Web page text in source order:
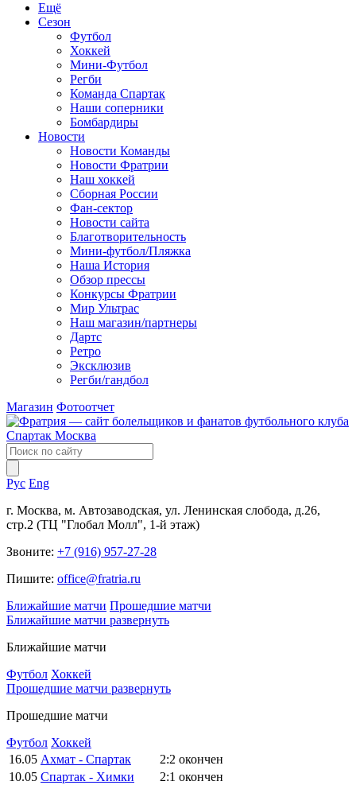
Ещё
Сезон
Футбол
Хоккей
Мини-Футбол
Регби
Команда Спартак
Наши соперники
Бомбардиры
Новости
Новости Команды
Новости Фратрии
Наш хоккей
Сборная России
Фан-cектор
Новости сайта
Благотворительность
Мини-футбол/Пляжка
Наша История
Обзор прессы
Конкурсы Фратрии
Мир Ультрас
Наш магазин/партнеры
Дартс
Ретро
Эксклюзив
Регби/гандбол
Магазин Фотоотчет
Рус Eng
г. Москва, м. Автозаводская, ул. Ленинская слобода, д.26,
стр.2 (ТЦ "Глобал Молл", 1-й этаж)
Звоните: +7 (916) 957-27-28
Пишите: office@fratria.ru
Ближайшие матчи Прошедшие матчи
Ближайшие матчи развернуть
Ближайшие матчи
Футбол Хоккей
Прошедшие матчи развернуть
Прошедшие матчи
Футбол Хоккей
16.05 Ахмат - Спартак 2:2 окончен
10.05 Спартак - Химки 2:1 окончен